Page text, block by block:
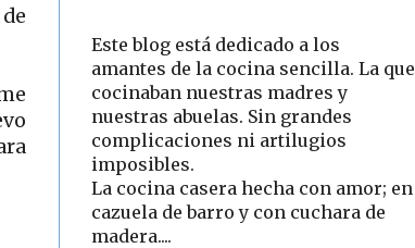
Este blog está dedicado a los
amantes de la cocina sencilla. La que
cocinaban nuestras madres y
nuestras abuelas. Sin grandes
complicaciones ni artilugios
imposibles.
La cocina casera hecha con amor; en
cazuela de barro y con cuchara de
madera....